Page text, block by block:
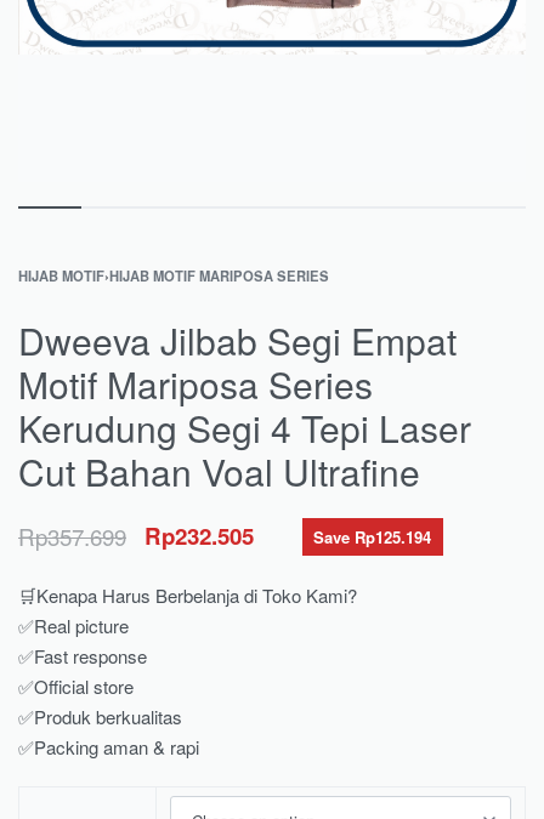
HIJAB MOTIF›HIJAB MOTIF MARIPOSA SERIES
Dweeva Jilbab Segi Empat
Motif Mariposa Series
Kerudung Segi 4 Tepi Laser
Cut Bahan Voal Ultrafine
Rp357.699 Rp232.505 Save Rp125.194
🛒Kenapa Harus Berbelanja di Toko Kami?
✅Real picture
✅Fast response
✅Official store
✅Produk berkualitas
✅Packing aman & rapi